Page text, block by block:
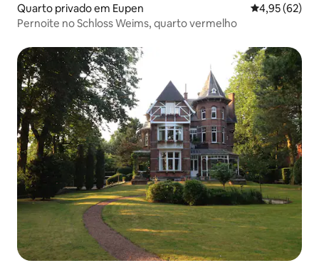
Quarto privado em Eupen Classificação
4,95 (62)
Pernoite no Schloss Weims, quarto vermelho